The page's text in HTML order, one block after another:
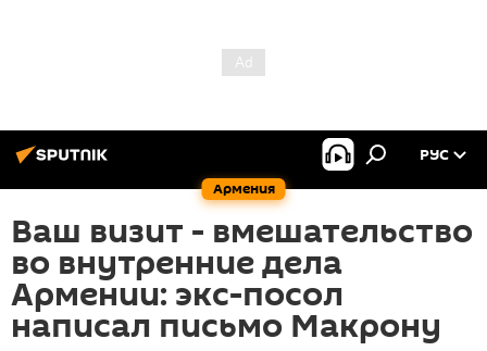
Армения
РУС
Ваш визит - вмешательство
во внутренние дела
Армении: экс-посол
написал письмо Макрону